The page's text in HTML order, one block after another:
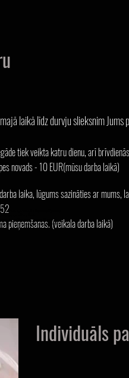
laikā līdz durvju slieksnim Jums
tiek veikta katru dienu, arī brīvdienā
novads - 10 EUR(mūsu darba laikā)
laika, lūgums sazināties ar mums,
pieņemšanas. (veikala darba laikā)
Jūrmala
Jūrmalā Jūrmala
Цветы с доставкой в Юрмале Юрмала
цветов в Риге Рига
цветы Цветы в Юрмале Юрмала
Траурные цветы Траурные венки
Individuāls